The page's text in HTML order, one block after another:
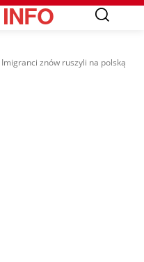
INFO
Imigranci znów ruszyli na polską